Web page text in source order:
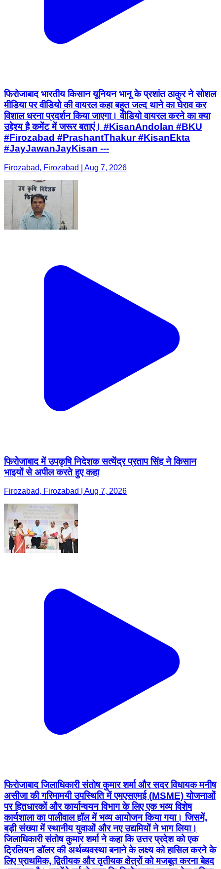
फिरोजाबाद भारतीय किसान यूनियन भानू के प्रशांत ठाकुर ने सोशल
मीडिया पर वीडियो की वायरल कहा बहुत जल्द थाने का घेराव कर
विशाल धरना प्रदर्शन किया जाएगा। वीडियो वायरल करने का क्या
उद्देश्य है कमेंट में जरूर बताएं। #KisanAndolan #BKU
#Firozabad #PrashantThakur #KisanEkta
#JayJawanJayKisan ---
Firozabad, Firozabad | Aug 7, 2026
फिरोजाबाद में उपकृषि निदेशक सत्येंद्र प्रताप सिंह ने किसान
भाइयों से अपील करते हुए कहा
Firozabad, Firozabad | Aug 7, 2026
फिरोजाबाद जिलाधिकारी संतोष कुमार शर्मा और सदर विधायक मनीष
असीजा की गरिमामयी उपस्थिति में एमएसएमई (MSME) योजनाओं
पर हितधारकों और कार्यान्वयन विभाग के लिए एक भव्य विशेष
कार्यशाला का पालीवाल हॉल में भव्य आयोजन किया गया। जिसमें,
बड़ी संख्या में स्थानीय युवाओं और नए उद्यमियों ने भाग लिया।
जिलाधिकारी संतोष कुमार शर्मा ने कहा कि उत्तर प्रदेश को एक
ट्रिलियन डॉलर की अर्थव्यवस्था बनाने के लक्ष्य को हासिल करने के
लिए प्राथमिक, द्वितीयक और तृतीयक क्षेत्रों को मजबूत करना बेहद